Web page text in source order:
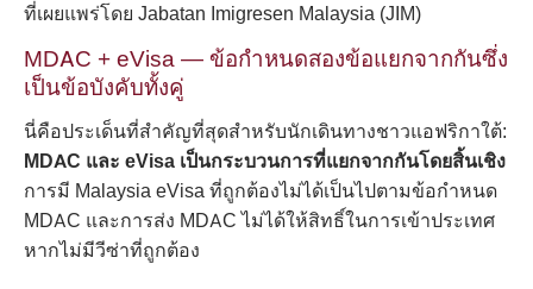
ที่เผยแพร่โดย Jabatan Imigresen Malaysia (JIM)
MDAC + eVisa — ข้อกำหนดสองข้อแยกจากกันซึ่ง
เป็นข้อบังคับทั้งคู่
นี่คือประเด็นที่สำคัญที่สุดสำหรับนักเดินทางชาวแอฟริกาใต้:
MDAC และ eVisa เป็นกระบวนการที่แยกจากกันโดยสิ้นเชิง
การมี Malaysia eVisa ที่ถูกต้องไม่ได้เป็นไปตามข้อกำหนด
MDAC และการส่ง MDAC ไม่ได้ให้สิทธิ์ในการเข้าประเทศ
หากไม่มีวีซ่าที่ถูกต้อง